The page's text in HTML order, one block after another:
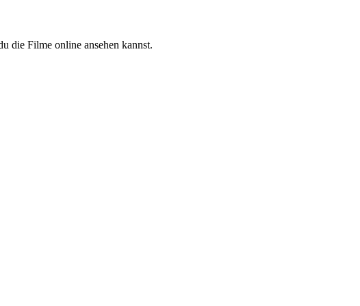
die Filme online ansehen kannst.